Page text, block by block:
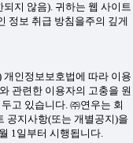
지 않음). 귀하는 웹 사이트
정보 취급 방침을주의 깊게
개인정보보호법에 따라 이용
관련한 이용자의 고충을 원
고 있습니다. ㈜연우는 회
공지사항(또는 개별공지)을
1일부터 시행됩니다.